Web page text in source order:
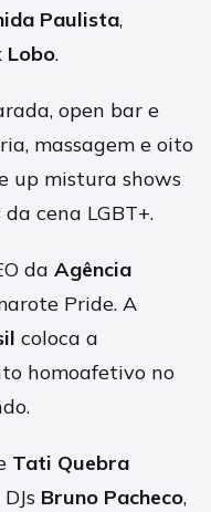
Paulista,
Lobo.
open bar e
massagem e oito
up mistura shows
cena LGBT+.
da Agência
Pride. A
coloca a
homoafetivo no
Tati Quebra
Bruno Pacheco,